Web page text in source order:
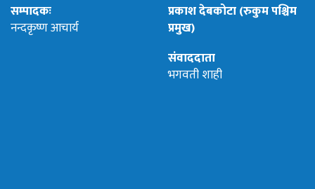
सम्पादकः
नन्दकृष्ण आचार्य
प्रकाश देबकोटा (रुकुम पश्चिम
प्रमुख)
संवाददाता
भगवती शाही